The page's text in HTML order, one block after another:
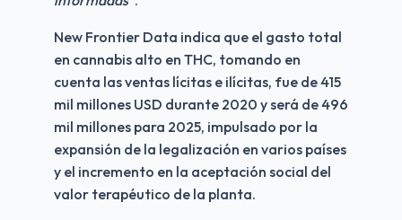
New Frontier Data indica que el gasto total
en cannabis alto en THC, tomando en
cuenta las ventas lícitas e ilícitas, fue de 415
mil millones USD durante 2020 y será de 496
mil millones para 2025, impulsado por la
expansión de la legalización en varios países
y el incremento en la aceptación social del
valor terapéutico de la planta.